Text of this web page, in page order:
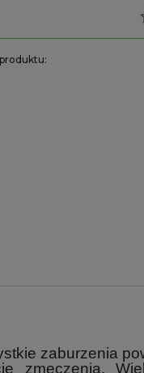
zaburzenia
zmęczenia.